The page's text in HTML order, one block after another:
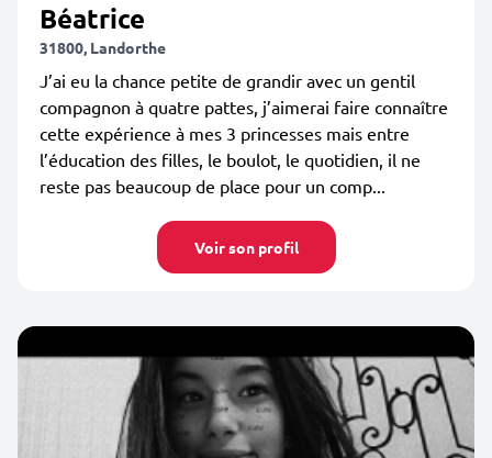
Béatrice
31800, Landorthe
J’ai eu la chance petite de grandir avec un gentil
compagnon à quatre pattes, j’aimerai faire connaître
cette expérience à mes 3 princesses mais entre
l’éducation des filles, le boulot, le quotidien, il ne
reste pas beaucoup de place pour un comp...
Voir son profil